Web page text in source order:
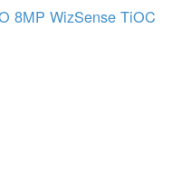
8MP WizSense TiOC